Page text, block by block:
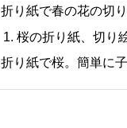
折り紙で春の花の切
桜の折り紙、切り
折り紙で桜。簡単に